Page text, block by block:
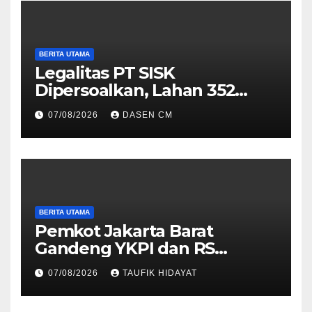
BERITA UTAMA
Legalitas PT SISK
Dipersoalkan, Lahan 352
Hektare Jadi Sorotan dalam
Perkara Panen
07/08/2026 DASEN CM
BERITA UTAMA
Pemkot Jakarta Barat
Gandeng YKPI dan RS
Dharmais, Puluhan Kader
PKK Ikuti Skrining Deteksi
Dini Kanker Payudara
07/08/2026 TAUFIK HIDAYAT